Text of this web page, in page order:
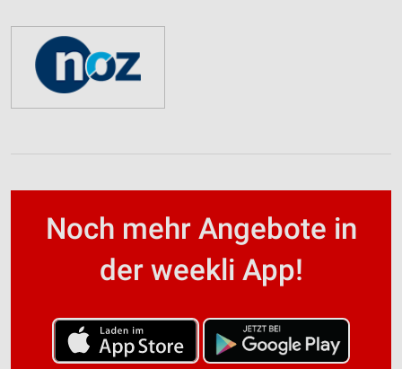
Noch mehr Angebote in
der weekli App!